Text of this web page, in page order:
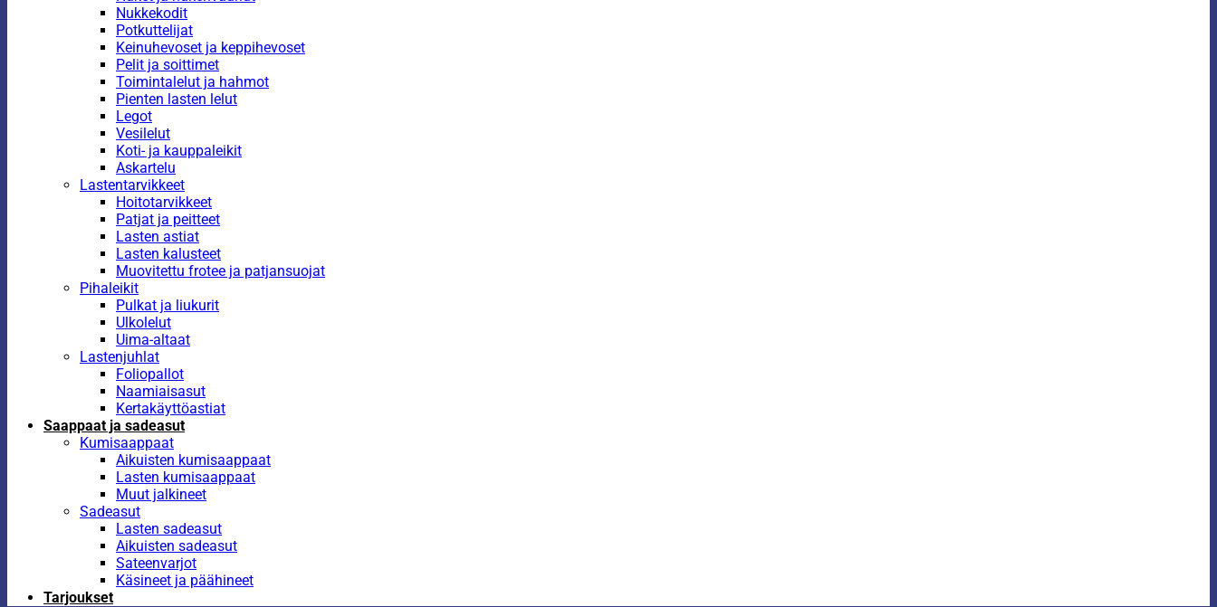
Nukkekodit
Potkuttelijat
Keinuhevoset ja keppihevoset
Pelit ja soittimet
Toimintalelut ja hahmot
Pienten lasten lelut
Legot
Vesilelut
Koti- ja kauppaleikit
Askartelu
Lastentarvikkeet
Hoitotarvikkeet
Patjat ja peitteet
Lasten astiat
Lasten kalusteet
Muovitettu frotee ja patjansuojat
Pihaleikit
Pulkat ja liukurit
Ulkolelut
Uima-altaat
Lastenjuhlat
Foliopallot
Naamiaisasut
Kertakäyttöastiat
Saappaat ja sadeasut
Kumisaappaat
Aikuisten kumisaappaat
Lasten kumisaappaat
Muut jalkineet
Sadeasut
Lasten sadeasut
Aikuisten sadeasut
Sateenvarjot
Käsineet ja päähineet
Tarjoukset